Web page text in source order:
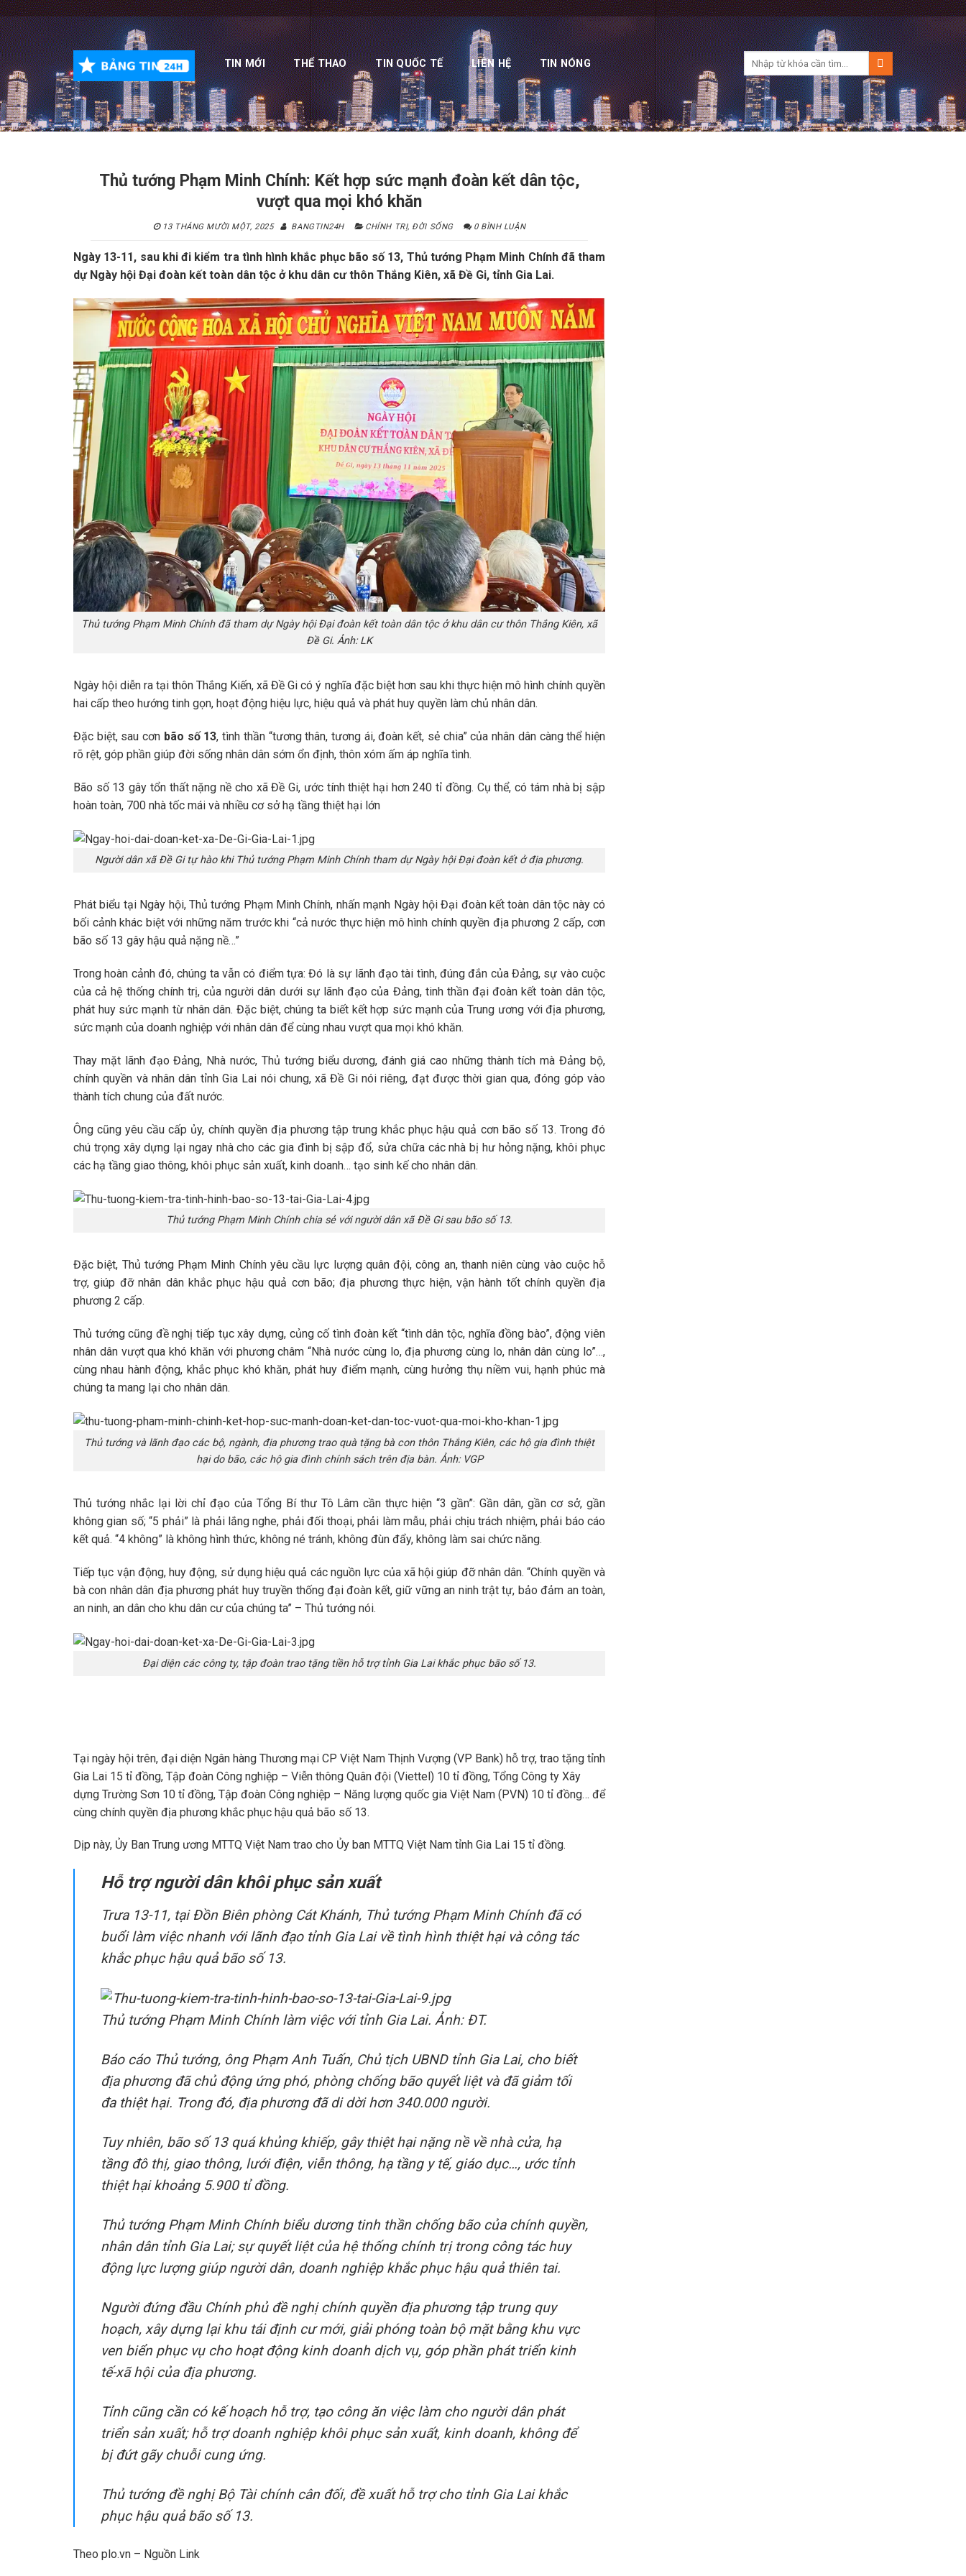
Skip
to
content
TIN MỚI THỂ THAO TIN QUỐC TẾ LIÊN HỆ TIN NÓNG
Thủ tướng Phạm Minh Chính: Kết hợp sức mạnh đoàn kết dân tộc,
vượt qua mọi khó khăn
13 THÁNG MƯỜI MỘT, 2025 BANGTIN24H CHÍNH TRỊ, ĐỜI SỐNG 0 BÌNH LUẬN
Ngày 13-11, sau khi đi kiểm tra tình hình khắc phục bão số 13, Thủ tướng Phạm Minh Chính đã tham
dự Ngày hội Đại đoàn kết toàn dân tộc ở khu dân cư thôn Thắng Kiên, xã Đề Gi, tỉnh Gia Lai.
Thủ tướng Phạm Minh Chính đã tham dự Ngày hội Đại đoàn kết toàn dân tộc ở khu dân cư thôn Thắng Kiên, xã
Đề Gi. Ảnh: LK
Ngày hội diễn ra tại thôn Thắng Kiến, xã Đề Gi có ý nghĩa đặc biệt hơn sau khi thực hiện mô hình chính quyền
hai cấp theo hướng tinh gọn, hoạt động hiệu lực, hiệu quả và phát huy quyền làm chủ nhân dân.
Đặc biệt, sau cơn bão số 13, tình thần “tương thân, tương ái, đoàn kết, sẻ chia” của nhân dân càng thể hiện
rõ rệt, góp phần giúp đời sống nhân dân sớm ổn định, thôn xóm ấm áp nghĩa tình.
Bão số 13 gây tổn thất nặng nề cho xã Đề Gi, ước tính thiệt hại hơn 240 tỉ đồng. Cụ thể, có tám nhà bị sập
hoàn toàn, 700 nhà tốc mái và nhiều cơ sở hạ tầng thiệt hại lớn
Người dân xã Đề Gi tự hào khi Thủ tướng Phạm Minh Chính tham dự Ngày hội Đại đoàn kết ở địa phương.
Phát biểu tại Ngày hội, Thủ tướng Phạm Minh Chính, nhấn mạnh Ngày hội Đại đoàn kết toàn dân tộc này có
bối cảnh khác biệt với những năm trước khi “cả nước thực hiện mô hình chính quyền địa phương 2 cấp, cơn
bão số 13 gây hậu quả nặng nề…”
Trong hoàn cảnh đó, chúng ta vẫn có điểm tựa: Đó là sự lãnh đạo tài tình, đúng đắn của Đảng, sự vào cuộc
của cả hệ thống chính trị, của người dân dưới sự lãnh đạo của Đảng, tinh thần đại đoàn kết toàn dân tộc,
phát huy sức mạnh từ nhân dân. Đặc biệt, chúng ta biết kết hợp sức mạnh của Trung ương với địa phương,
sức mạnh của doanh nghiệp với nhân dân để cùng nhau vượt qua mọi khó khăn.
Thay mặt lãnh đạo Đảng, Nhà nước, Thủ tướng biểu dương, đánh giá cao những thành tích mà Đảng bộ,
chính quyền và nhân dân tỉnh Gia Lai nói chung, xã Đề Gi nói riêng, đạt được thời gian qua, đóng góp vào
thành tích chung của đất nước.
Ông cũng yêu cầu cấp ủy, chính quyền địa phương tập trung khắc phục hậu quả cơn bão số 13. Trong đó
chú trọng xây dựng lại ngay nhà cho các gia đình bị sập đổ, sửa chữa các nhà bị hư hỏng nặng, khôi phục
các hạ tầng giao thông, khôi phục sản xuất, kinh doanh… tạo sinh kế cho nhân dân.
Thủ tướng Phạm Minh Chính chia sẻ với người dân xã Đề Gi sau bão số 13.
Đặc biệt, Thủ tướng Phạm Minh Chính yêu cầu lực lượng quân đội, công an, thanh niên cùng vào cuộc hỗ
trợ, giúp đỡ nhân dân khắc phục hậu quả cơn bão; địa phương thực hiện, vận hành tốt chính quyền địa
phương 2 cấp.
Thủ tướng cũng đề nghị tiếp tục xây dựng, củng cố tình đoàn kết “tình dân tộc, nghĩa đồng bào”, động viên
nhân dân vượt qua khó khăn với phương châm “Nhà nước cùng lo, địa phương cùng lo, nhân dân cùng lo”…,
cùng nhau hành động, khắc phục khó khăn, phát huy điểm mạnh, cùng hưởng thụ niềm vui, hạnh phúc mà
chúng ta mang lại cho nhân dân.
Thủ tướng và lãnh đạo các bộ, ngành, địa phương trao quà tặng bà con thôn Thắng Kiên, các hộ gia đình thiệt
hại do bão, các hộ gia đình chính sách trên địa bàn. Ảnh: VGP
Thủ tướng nhắc lại lời chỉ đạo của Tổng Bí thư Tô Lâm cần thực hiện “3 gần”: Gần dân, gần cơ sở, gần
không gian số; “5 phải” là phải lắng nghe, phải đối thoại, phải làm mẫu, phải chịu trách nhiệm, phải báo cáo
kết quả. “4 không” là không hình thức, không né tránh, không đùn đẩy, không làm sai chức năng.
Tiếp tục vận động, huy động, sử dụng hiệu quả các nguồn lực của xã hội giúp đỡ nhân dân. “Chính quyền và
bà con nhân dân địa phương phát huy truyền thống đại đoàn kết, giữ vững an ninh trật tự, bảo đảm an toàn,
an ninh, an dân cho khu dân cư của chúng ta” – Thủ tướng nói.
Đại diện các công ty, tập đoàn trao tặng tiền hỗ trợ tỉnh Gia Lai khắc phục bão số 13.
Tại ngày hội trên, đại diện Ngân hàng Thương mại CP Việt Nam Thịnh Vượng (VP Bank) hỗ trợ, trao tặng tỉnh
Gia Lai 15 tỉ đồng, Tập đoàn Công nghiệp – Viễn thông Quân đội (Viettel) 10 tỉ đồng, Tổng Công ty Xây
dựng Trường Sơn 10 tỉ đồng, Tập đoàn Công nghiệp – Năng lượng quốc gia Việt Nam (PVN) 10 tỉ đồng… để
cùng chính quyền địa phương khắc phục hậu quả bão số 13.
Dịp này, Ủy Ban Trung ương MTTQ Việt Nam trao cho Ủy ban MTTQ Việt Nam tỉnh Gia Lai 15 tỉ đồng.
Hỗ trợ người dân khôi phục sản xuất
Trưa 13-11, tại Đồn Biên phòng Cát Khánh, Thủ tướng Phạm Minh Chính đã có
buổi làm việc nhanh với lãnh đạo tỉnh Gia Lai về tình hình thiệt hại và công tác
khắc phục hậu quả bão số 13.
Thủ tướng Phạm Minh Chính làm việc với tỉnh Gia Lai. Ảnh: ĐT.
Báo cáo Thủ tướng, ông Phạm Anh Tuấn, Chủ tịch UBND tỉnh Gia Lai, cho biết
địa phương đã chủ động ứng phó, phòng chống bão quyết liệt và đã giảm tối
đa thiệt hại. Trong đó, địa phương đã di dời hơn 340.000 người.
Tuy nhiên, bão số 13 quá khủng khiếp, gây thiệt hại nặng nề về nhà cửa, hạ
tầng đô thị, giao thông, lưới điện, viễn thông, hạ tầng y tế, giáo dục…, ước tỉnh
thiệt hại khoảng 5.900 tỉ đồng.
Thủ tướng Phạm Minh Chính biểu dương tinh thần chống bão của chính quyền,
nhân dân tỉnh Gia Lai; sự quyết liệt của hệ thống chính trị trong công tác huy
động lực lượng giúp người dân, doanh nghiệpkhắc phục hậu quả thiên tai.
Người đứng đầu Chính phủ đề nghị chính quyền địa phương tập trung quy
hoạch, xây dựng lại khu tái định cư mới, giải phóng toàn bộ mặt bằng khu vực
ven biển phục vụ cho hoạt động kinh doanh dịch vụ, góp phần phát triển kinh
tế-xã hội của địa phương.
Tỉnh cũng cần có kế hoạch hỗ trợ, tạo công ăn việc làm cho người dân phát
triển sản xuất; hỗ trợ doanh nghiệp khôi phục sản xuất, kinh doanh, không để
bị đứt gãy chuỗi cung ứng.
Thủ tướng đề nghị Bộ Tài chính cân đối, đề xuất hỗ trợ cho tỉnh Gia Lai khắc
phục hậu quả bão số 13.
Theo plo.vn – Nguồn Link